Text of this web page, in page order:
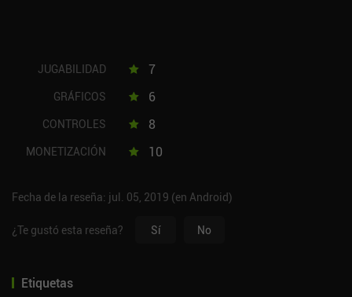
JUGABILIDAD 7
GRÁFICOS 6
CONTROLES 8
MONETIZACIÓN 10
Fecha de la reseña: jul. 05, 2019 (en Android)
¿Te gustó esta reseña? Sí No
Etiquetas